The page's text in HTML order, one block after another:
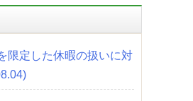
定した休暇の扱いに対